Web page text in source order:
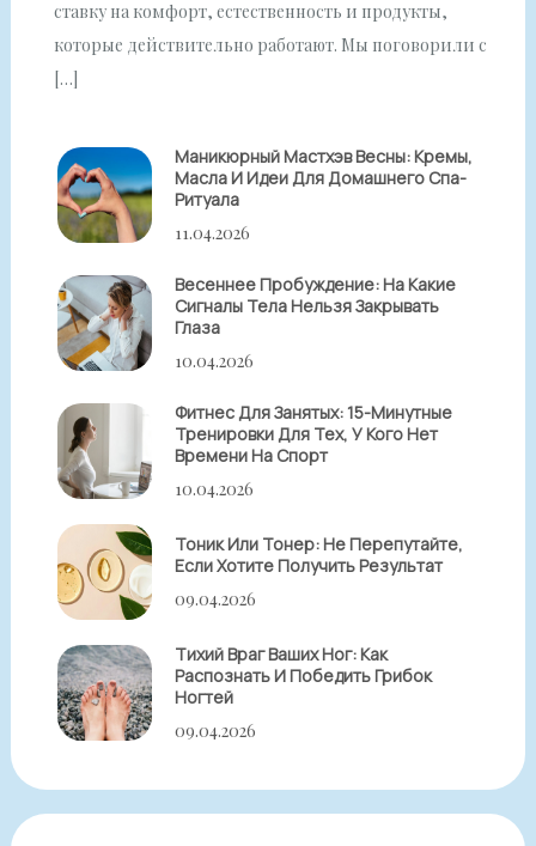
ставку на комфорт, естественность и продукты,
которые действительно работают. Мы поговорили с
[…]
Маникюрный Мастхэв Весны: Кремы,
Масла И Идеи Для Домашнего Спа-
Ритуала
11.04.2026
Весеннее Пробуждение: На Какие
Сигналы Тела Нельзя Закрывать
Глаза
10.04.2026
Фитнес Для Занятых: 15-Минутные
Тренировки Для Тех, У Кого Нет
Времени На Спорт
10.04.2026
Тоник Или Тонер: Не Перепутайте,
Если Хотите Получить Результат
09.04.2026
Тихий Враг Ваших Ног: Как
Распознать И Победить Грибок
Ногтей
09.04.2026